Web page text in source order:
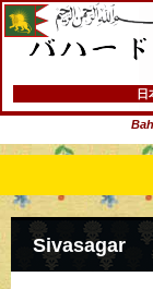
バハードゥル日
Sivasagar